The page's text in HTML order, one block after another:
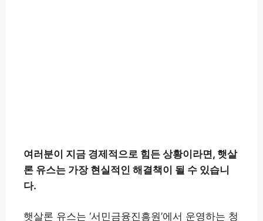
여러분이 지금 경제적으로 힘든 상황이라면, 햇살
론 유스는 가장 현실적인 해결책이 될 수 있습니
다.
햇살론 유스는 ‘서민금융진흥원’에서 운영하는 청